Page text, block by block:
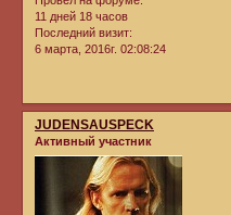
11 дней 18 часов
Последний визит:
6 марта, 2016г. 02:08:24
JUDENSAUSPECK
Активный участник